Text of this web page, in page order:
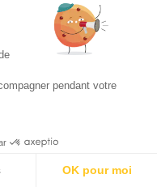
07/08/2026
Workplace
pendant votre
OK pour moi